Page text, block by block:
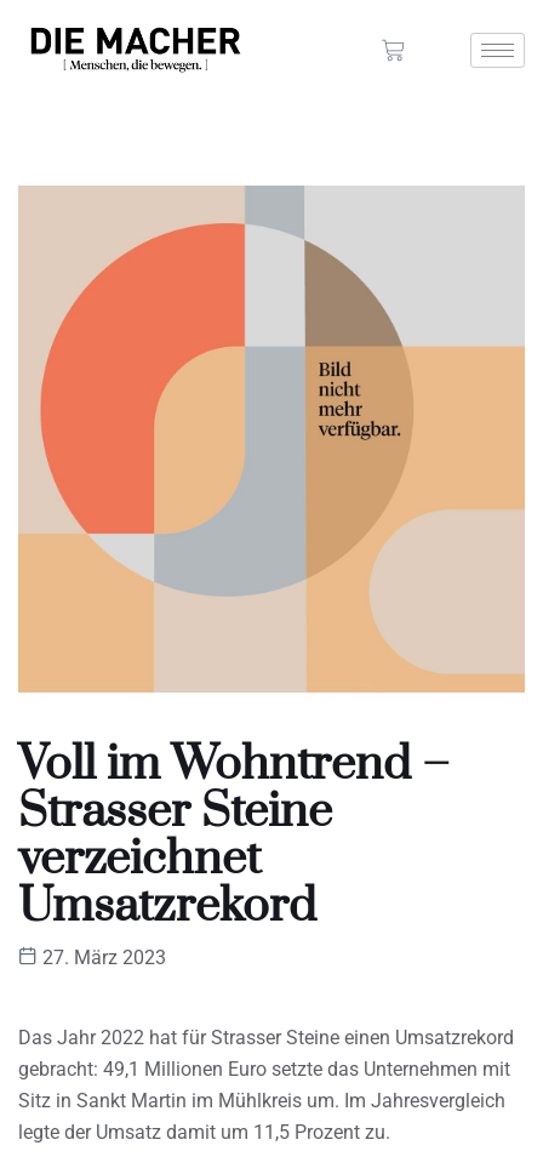
Voll im Wohntrend –
Strasser Steine
verzeichnet
Umsatzrekord
27. März 2023
Das Jahr 2022 hat für Strasser Steine einen Umsatzrekord
gebracht: 49,1 Millionen Euro setzte das Unternehmen mit
Sitz in Sankt Martin im Mühlkreis um. Im Jahresvergleich
legte der Umsatz damit um 11,5 Prozent zu.